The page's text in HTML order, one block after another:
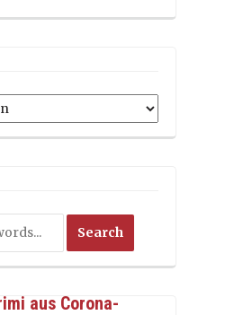
aus Corona-